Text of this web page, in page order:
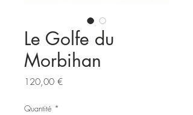
Le Golfe du
Morbihan
120,00 €Prix
Quantité *